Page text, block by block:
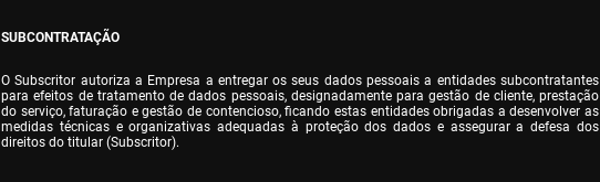
SUBCONTRATAÇÃO
O Subscritor autoriza a Empresa a entregar os seus dados pessoais a entidades subcontratantes
para efeitos de tratamento de dados pessoais, designadamente para gestão de cliente, prestação
do serviço, faturação e gestão de contencioso, ficando estas entidades obrigadas a desenvolver as
medidas técnicas e organizativas adequadas à proteção dos dados e assegurar a defesa dos
direitos do titular (Subscritor).